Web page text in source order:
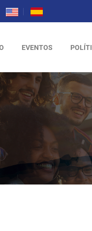
EVENTOS